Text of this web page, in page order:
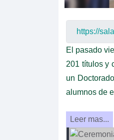
El pasado
201 títulos y
un
alumnos de
Leer mas...